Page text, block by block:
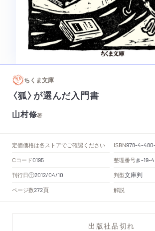
ちくま文庫
〈狐〉が選んだ入門書
山村修著
定価価格は各ストアでご確認ください ISBN978-4-
Cコード0195 整理番号き-19-4
刊行日 2012/04/10 判型文庫判
ページ数272頁 解説
出版社品切れ